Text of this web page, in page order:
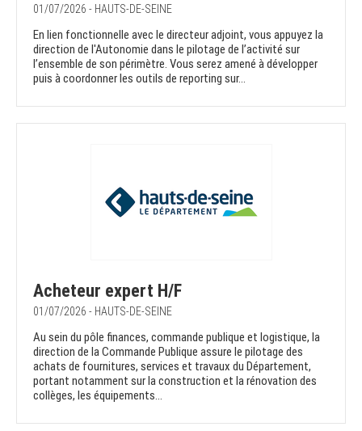
01/07/2026 - HAUTS-DE-SEINE
En lien fonctionnelle avec le directeur adjoint, vous appuyez la
direction de l'Autonomie dans le pilotage de l’activité sur
l’ensemble de son périmètre. Vous serez amené à développer
puis à coordonner les outils de reporting sur...
Acheteur expert H/F
01/07/2026 - HAUTS-DE-SEINE
Au sein du pôle finances, commande publique et logistique, la
direction de la Commande Publique assure le pilotage des
achats de fournitures, services et travaux du Département,
portant notamment sur la construction et la rénovation des
collèges, les équipements...